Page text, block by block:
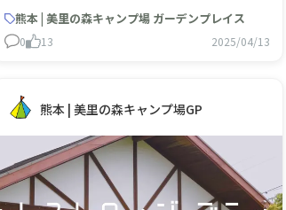
美里の森キャンプ場 ガーデンプレイス（旧
美里ガーデンプレイス家族村） | キャンプ場
検索・予約サイト【なっぷ】
熊本 | 美里の森キャンプ場 ガーデンプレイス
0 13 2025/04/13
熊本 | 美里の森キャンプ場GP